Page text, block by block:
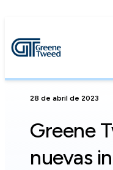
28 de abril de 2023
Greene
nuevas